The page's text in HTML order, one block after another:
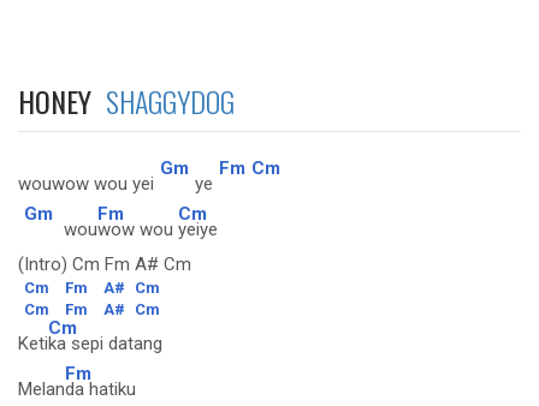
HONEY SHAGGYDOG
wouwow wou yei
Gm
ye
Fm Cm
Gm
wou
Fm
wow wou
Cm
yeiye
(Intro) Cm Fm A# Cm
Cm Fm A#
Cm
Cm
Fm A# Cm
Keti
Cm
ka sepi datang
Melan
Fm
da hatiku